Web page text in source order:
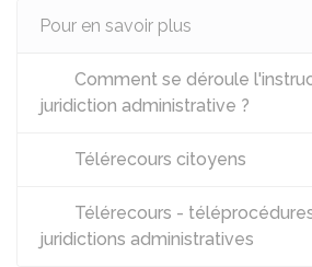
Pour en savoir plus
Comment se déroule
juridiction administrative ?
Télérecours citoyens
Télérecours -
juridictions administratives